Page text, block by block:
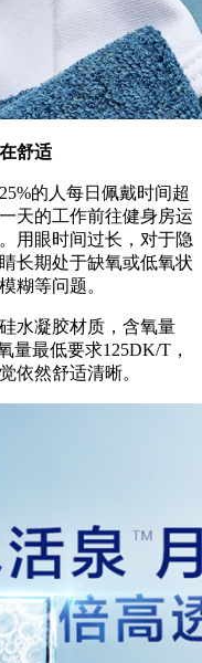
舒适
的人每日佩戴时间超
天的工作前往健身房运
用眼时间过长，对于隐
长期处于缺氧或低氧状
糊等问题。
水凝胶材质，含氧量
量最低要求125DK/T，
依然舒适清晰。